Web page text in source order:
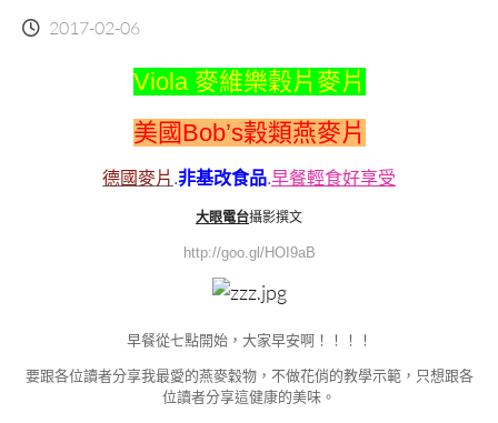
2017-02-06
Viola 麥維樂穀片麥片
美國Bob’s穀類燕麥片
德國麥片 .非基改食品.早餐輕食好享受
大眼電台攝影撰文
http://goo.gl/HOI9aB
早餐從七點開始，大家早安啊！！！！
要跟各位讀者分享我最愛的燕麥穀物，不做花俏的教學示範，只想跟各
位讀者分享這健康的美味。